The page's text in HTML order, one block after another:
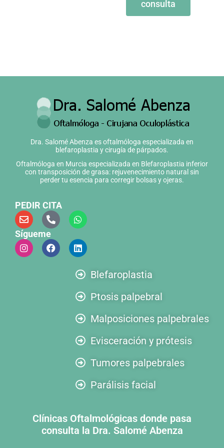
consulta
Dra. Salomé Abenza es oftalmóloga especializada en
blefaroplastia y cirugía de párpados.
Oftalmóloga en Murcia especializada en Blefaroplastia inferior
con transposición de grasa: rejuvenecimiento natural sin
perder tu esencia para corregir bolsas y ojeras.
PEDIR CITA
Sígueme
Blefaroplastia
Ptosis palpebral
Malposiciones palpebrales
Evisceración y prótesis
Tumores palpebrales
Parálisis facial
Clínicas Oftalmológicas donde pasa
consulta la Dra. Salomé Abenza